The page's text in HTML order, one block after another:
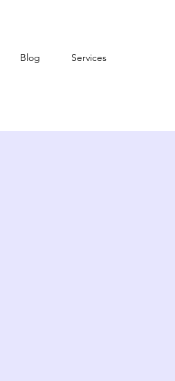
Blog Services